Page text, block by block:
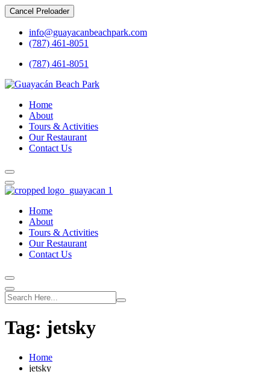
Cancel Preloader
info@guayacanbeachpark.com
(787) 461-8051
(787) 461-8051
Home
About
Tours & Activities
Our Restaurant
Contact Us
Home
About
Tours & Activities
Our Restaurant
Contact Us
Tag: jetsky
Home
jetsky